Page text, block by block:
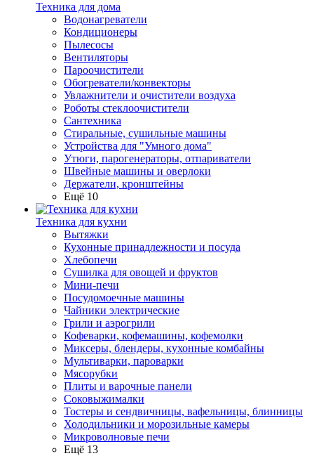
Техника для дома
Водонагреватели
Кондиционеры
Пылесосы
Вентиляторы
Пароочистители
Обогреватели/конвекторы
Увлажнители и очистители воздуха
Роботы стеклоочистители
Сантехника
Стиральные, сушильные машины
Устройства для "Умного дома"
Утюги, парогенераторы, отпариватели
Швейные машины и оверлоки
Держатели, кронштейны
Ещё 10
Техника для кухни
Вытяжки
Кухонные принадлежности и посуда
Хлебопечи
Сушилка для овощей и фруктов
Мини-печи
Посудомоечные машины
Чайники электрические
Грили и аэрогрили
Кофеварки, кофемашины, кофемолки
Миксеры, блендеры, кухонные комбайны
Мультиварки, пароварки
Мясорубки
Плиты и варочные панели
Соковыжималки
Тостеры и сендвичницы, вафельницы, блинницы
Холодильники и морозильные камеры
Микроволновые печи
Ещё 13